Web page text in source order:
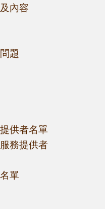
內容
題
供者名單
務提供者
單